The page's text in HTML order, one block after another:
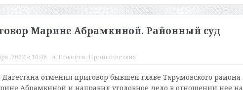
Марине Абрамкиной. Районный суд
2022 в 10:46 в: Новости, Происшествия
отменил приговор бывшей главе Тарумовского района
Абрамкиной и направил уголовное дело в отношении нее на